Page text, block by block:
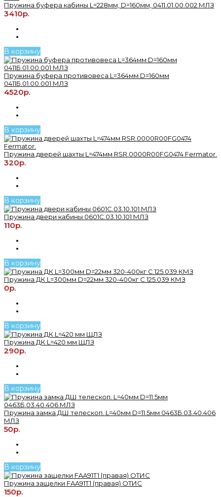
Пружина буфера кабины L=228мм, D=160мм, 0411.01.00.002 МЛЗ
3410р.
В корзину
Пружина буфера противовеса L=364мм D=160мм
0411Б.01.00.001 МЛЗ
4520р.
В корзину
Пружина дверей шахты L=474мм RSR.0000R00FG0474 Fermator.
320р.
В корзину
Пружина двери кабины 0601С.03.10.101 МЛЗ
110р.
В корзину
Пружина ДК L=300мм D=22мм 320-400кг С.125.039 КМЗ
0р.
В корзину
Пружина ДК L=420 мм ЩЛЗ
290р.
В корзину
Пружина замка ДШ телескоп. L=40мм D=11.5мм 0463Б.03.40.406
МЛЗ
50р.
В корзину
Пружина защелки FAA91T1 (правая) ОТИС
150р.